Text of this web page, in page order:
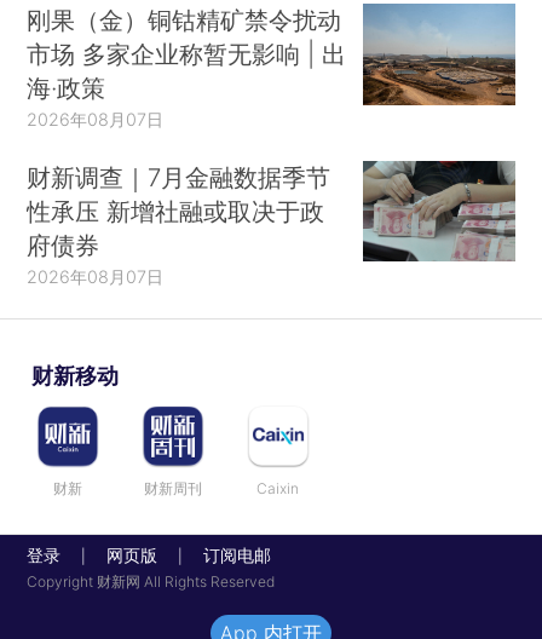
刚果（金）铜钴精矿禁令扰动
市场 多家企业称暂无影响 | 出
海·政策
2026年08月07日
财新调查｜7月金融数据季节
性承压 新增社融或取决于政
府债券
2026年08月07日
财新移动
财新 财新周刊 Caixin
登录 网页版 订阅电邮
Copyright 财新网 All Rights Reserved
App 内打开